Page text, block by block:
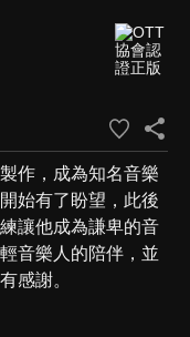
作，成為知名音樂
始有了盼望，此後
讓他成為謙卑的音
音樂人的陪伴，並
感謝。